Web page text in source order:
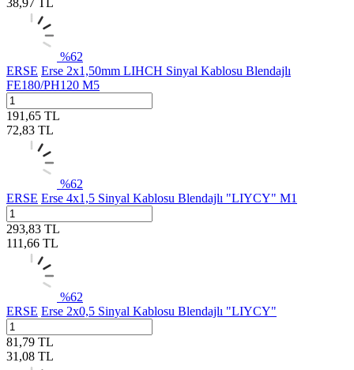
%62
ERSE Erse 2x1,50mm LIHCH Sinyal Kablosu Blendajlı
FE180/PH120 M5
191,65 TL
72,83 TL
%62
ERSE Erse 4x1,5 Sinyal Kablosu Blendajlı "LIYCY" M1
293,83 TL
111,66 TL
%62
ERSE Erse 2x0,5 Sinyal Kablosu Blendajlı "LIYCY"
81,79 TL
31,08 TL